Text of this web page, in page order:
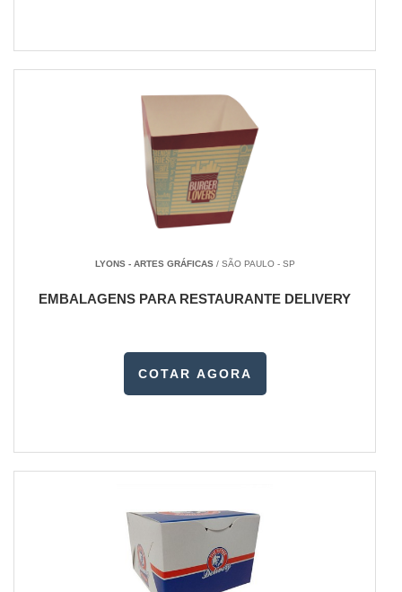
LYONS - ARTES GRÁFICAS/ SÃO PAULO - SP
EMBALAGENS PARA RESTAURANTE DELIVERY
COTAR AGORA